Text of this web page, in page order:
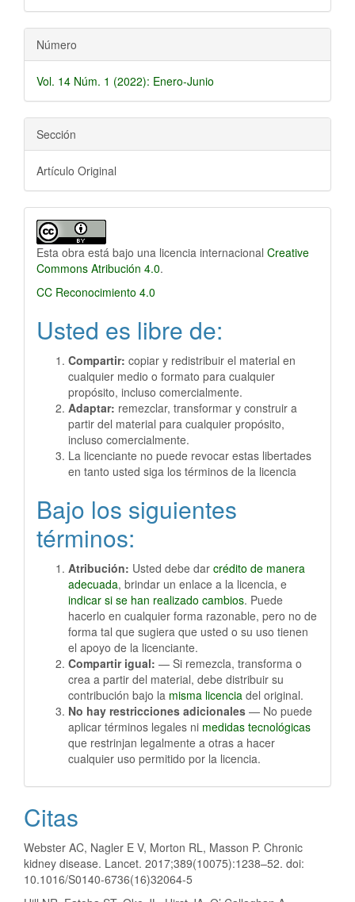
Número
Vol. 14 Núm. 1 (2022): Enero-Junio
Sección
Artículo Original
Esta obra está bajo una licencia internacional Creative
Commons Atribución 4.0.
CC Reconocimiento 4.0
Usted es libre de:
Compartir: copiar y redistribuir el material en
cualquier medio o formato para cualquier
propósito, incluso comercialmente.
Adaptar: remezclar, transformar y construir a
partir del material para cualquier propósito,
incluso comercialmente.
La licenciante no puede revocar estas libertades
en tanto usted siga los términos de la licencia
Bajo los siguientes
términos:
Atribución: Usted debe dar crédito de manera
adecuada, brindar un enlace a la licencia, e
indicar si se han realizado cambios. Puede
hacerlo en cualquier forma razonable, pero no de
forma tal que sugiera que usted o su uso tienen
el apoyo de la licenciante.
Compartir igual: — Si remezcla, transforma o
crea a partir del material, debe distribuir su
contribución bajo la misma licencia del original.
No hay restricciones adicionales — No puede
aplicar términos legales ni medidas tecnológicas
que restrinjan legalmente a otras a hacer
cualquier uso permitido por la licencia.
Citas
Webster AC, Nagler E V, Morton RL, Masson P. Chronic
kidney disease. Lancet. 2017;389(10075):1238–52. doi:
10.1016/S0140-6736(16)32064-5